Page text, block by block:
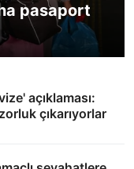
pasaport
açıklaması:
çıkarıyorlar